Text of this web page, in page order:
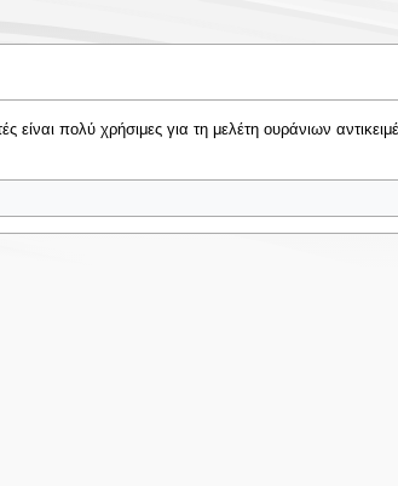
πολύ χρήσιμες για τη μελέτη ουράνιων